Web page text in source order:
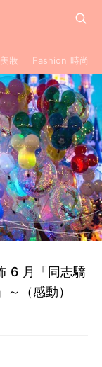
妝 Fashion 時尚
6 月「同志驕
（感動）